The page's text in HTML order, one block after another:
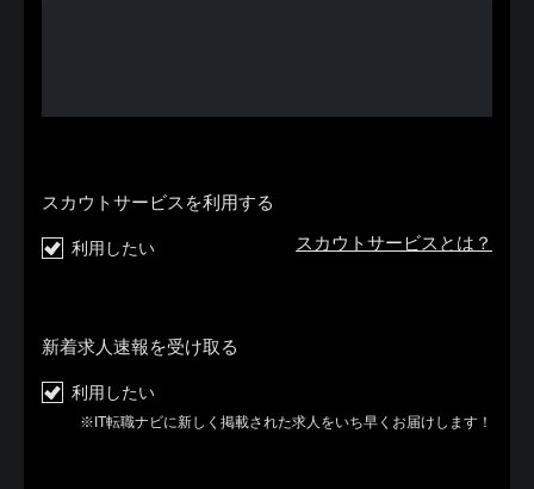
スカウトサービスを利用する
利用したい スカウトサービスとは？
新着求人速報を受け取る
利用したい
※IT転職ナビに新しく掲載された求人をいち早くお届けします！